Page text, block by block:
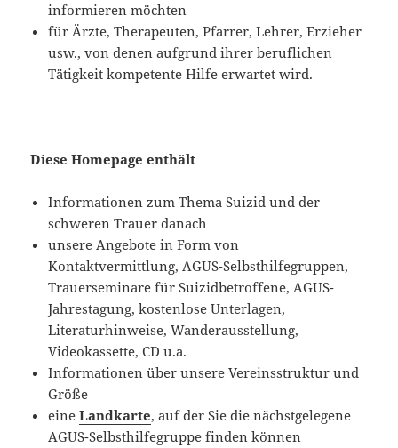
informieren möchten
für Ärzte, Therapeuten, Pfarrer, Lehrer, Erzieher
usw., von denen aufgrund ihrer beruflichen
Tätigkeit kompetente Hilfe erwartet wird.
Diese Homepage enthält
Informationen zum Thema Suizid und der
schweren Trauer danach
unsere Angebote in Form von
Kontaktvermittlung, AGUS-Selbsthilfegruppen,
Trauerseminare für Suizidbetroffene, AGUS-
Jahrestagung, kostenlose Unterlagen,
Literaturhinweise, Wanderausstellung,
Videokassette, CD u.a.
Informationen über unsere Vereinsstruktur und
Größe
eineLandkarte, auf der Sie die nächstgelegene
AGUS-Selbsthilfegruppe finden können